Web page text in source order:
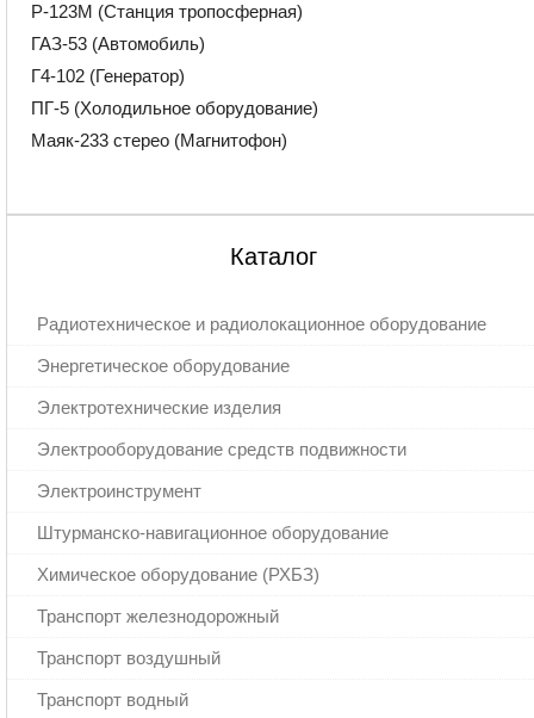
Р-123М (Станция тропосферная)
ГАЗ-53 (Автомобиль)
Г4-102 (Генератор)
ПГ-5 (Холодильное оборудование)
Маяк-233 стерео (Магнитофон)
Каталог
Радиотехническое и радиолокационное оборудование
Энергетическое оборудование
Электротехнические изделия
Электрооборудование средств подвижности
Электроинструмент
Штурманско-навигационное оборудование
Химическое оборудование (РХБЗ)
Транспорт железнодорожный
Транспорт воздушный
Транспорт водный